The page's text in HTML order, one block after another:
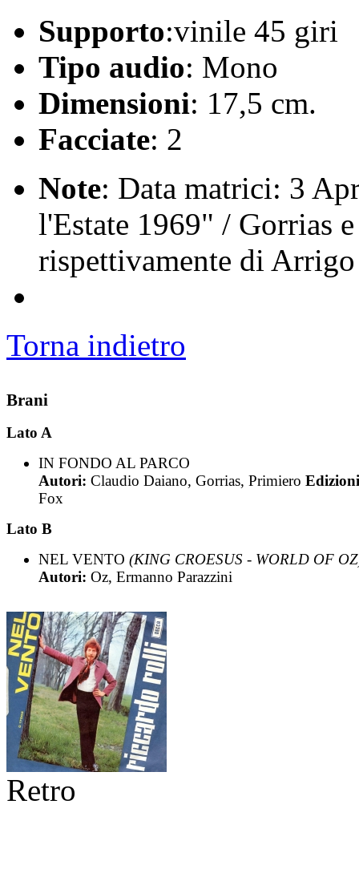
Supporto:vinile 45 giri
Tipo audio: Mono
Dimensioni: 17,5 cm.
Facciate: 2
Note: Data matrici: 3
l'Estate 1969" / Gorrias
rispettivamente di
Torna indietro
Brani
Lato A
IN FONDO AL PARCO
Autori: Claudio Daiano, Gorrias, Primiero
Fox
Lato B
NEL VENTO (KING CROESUS - WORLD OF
Autori: Oz, Ermanno Parazzini
Retro